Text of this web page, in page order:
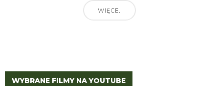
WIĘCEJ
WYBRANE FILMY NA YOUTUBE